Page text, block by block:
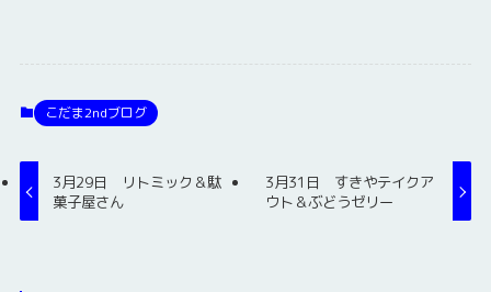
こだま2ndブログ
3月29日 リトミック＆駄
菓子屋さん
3月31日 すきやテイクア
ウト＆ぶどうゼリー